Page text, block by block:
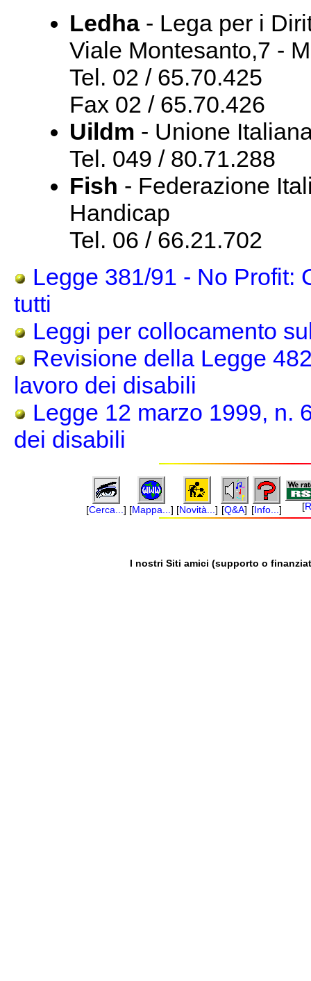
Ledha- Lega per i
Viale Montesanto,7 -
Tel. 02 / 65.70.425
Fax 02 / 65.70.426
Uildm - Unione
Tel. 049 / 80.71.288
Fish - Federazione
Handicap
Tel. 06 / 66.21.702
Legge 381/91 - No Profit:
tutti
Leggi per collocamento
Revisione della Legge
lavoro dei disabili
Legge 12 marzo 1999, n.
dei disabili
[Cerca... ] [Mappa... ] [Novità... ] [Q&A] [Info... ] [
I nostri Siti amici (supporto o